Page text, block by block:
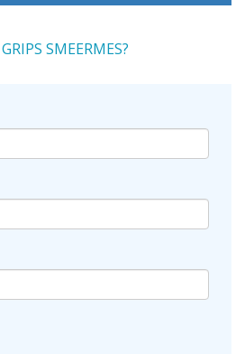
SMEERMES?